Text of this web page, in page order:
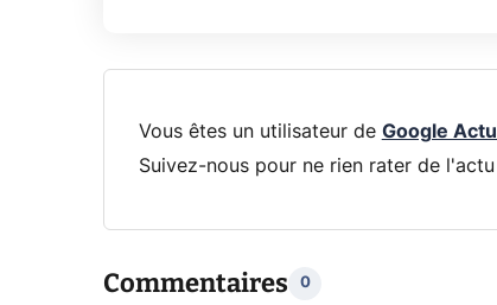
Vous êtes un utilisateur de Google
Suivez-nous pour ne rien rater de
Commentaires 0